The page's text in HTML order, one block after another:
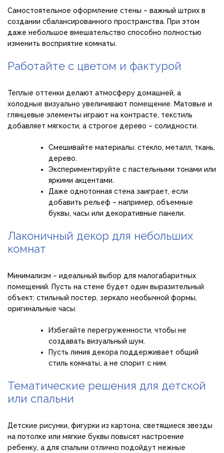
Самостоятельное оформление стены – важный штрих в
создании сбалансированного пространства. При этом
даже небольшое вмешательство способно полностью
изменить восприятие комнаты.
Работайте с цветом и фактурой
Теплые оттенки делают атмосферу домашней, а
холодные визуально увеличивают помещение. Матовые и
глянцевые элементы играют на контрасте, текстиль
добавляет мягкости, а строгое дерево – солидности.
Смешивайте материалы: стекло, металл, ткань,
дерево.
Экспериментируйте с пастельными тонами или
яркими акцентами.
Даже однотонная стена заиграет, если
добавить рельеф – например, объемные
буквы, часы или декоративные панели.
Лаконичный декор для небольших
комнат
Минимализм – идеальный выбор для малогабаритных
помещений. Пусть на стене будет один выразительный
объект: стильный постер, зеркало необычной формы,
оригинальные часы.
Избегайте перегруженности, чтобы не
создавать визуальный шум.
Пусть линия декора поддерживает общий
стиль комнаты, а не спорит с ним.
Тематические решения для детской
или спальни
Детские рисунки, фигурки из картона, светящиеся звезды
на потолке или мягкие буквы повысят настроение
ребенку, а для спальни отлично подойдут нежные